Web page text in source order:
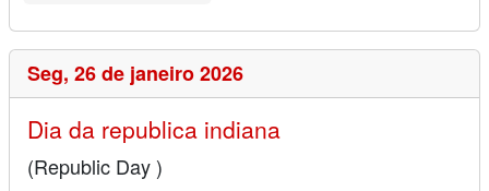
Seg, 26 de janeiro 2026
Dia da republica indiana
(Republic Day )